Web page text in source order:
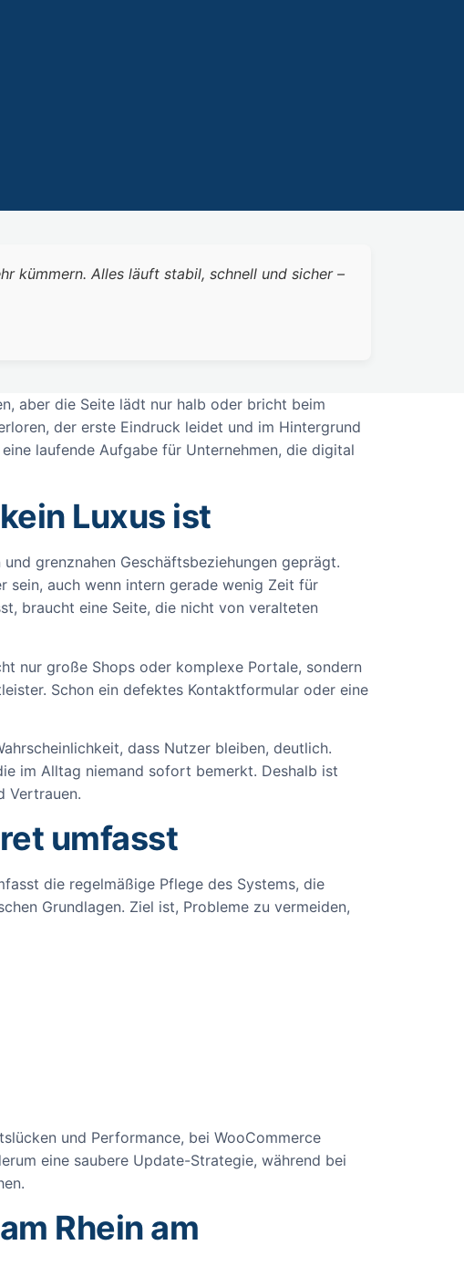
kümmern. Alles läuft stabil, schnell und sicher –
aber die Seite lädt nur halb oder bricht beim
der erste Eindruck leidet und im Hintergrund
laufende Aufgabe für Unternehmen, die digital
Luxus ist
grenznahen Geschäftsbeziehungen geprägt.
sein, auch wenn intern gerade wenig Zeit für
braucht eine Seite, die nicht von veralteten
nur große Shops oder komplexe Portale, sondern
Schon ein defektes Kontaktformular oder eine
dass Nutzer bleiben, deutlich.
im Alltag niemand sofort bemerkt. Deshalb ist
Vertrauen.
umfasst
die regelmäßige Pflege des Systems, die
Grundlagen. Ziel ist, Probleme zu vermeiden,
und Performance, bei WooCommerce
eine saubere Update-Strategie, während bei
Rhein am